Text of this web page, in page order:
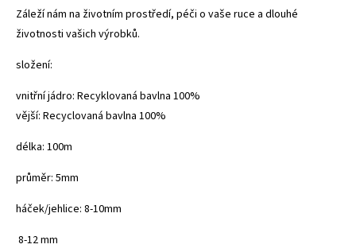
Záleží nám na životním prostředí, péči o vaše ruce a dlouhé
životnosti vašich výrobků.
složení:
vnitřní jádro: Recyklovaná bavlna 100%
vější: Recyclovaná bavlna 100%
délka: 100m
průměr: 5mm
háček/jehlice: 8-10mm
8-12 mm